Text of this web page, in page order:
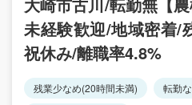
未経験歓迎/地域密着/
祝休み/離職率4.8%
残業少なめ(20時間未満) 転勤